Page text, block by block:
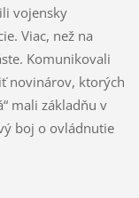
vojensky
Viac, než na
Komunikovali
novinárov, ktorých
mali základňu v
boj o ovládnutie